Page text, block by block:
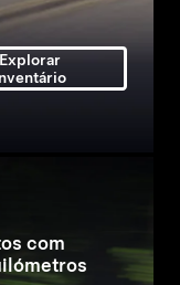
Explorar
com